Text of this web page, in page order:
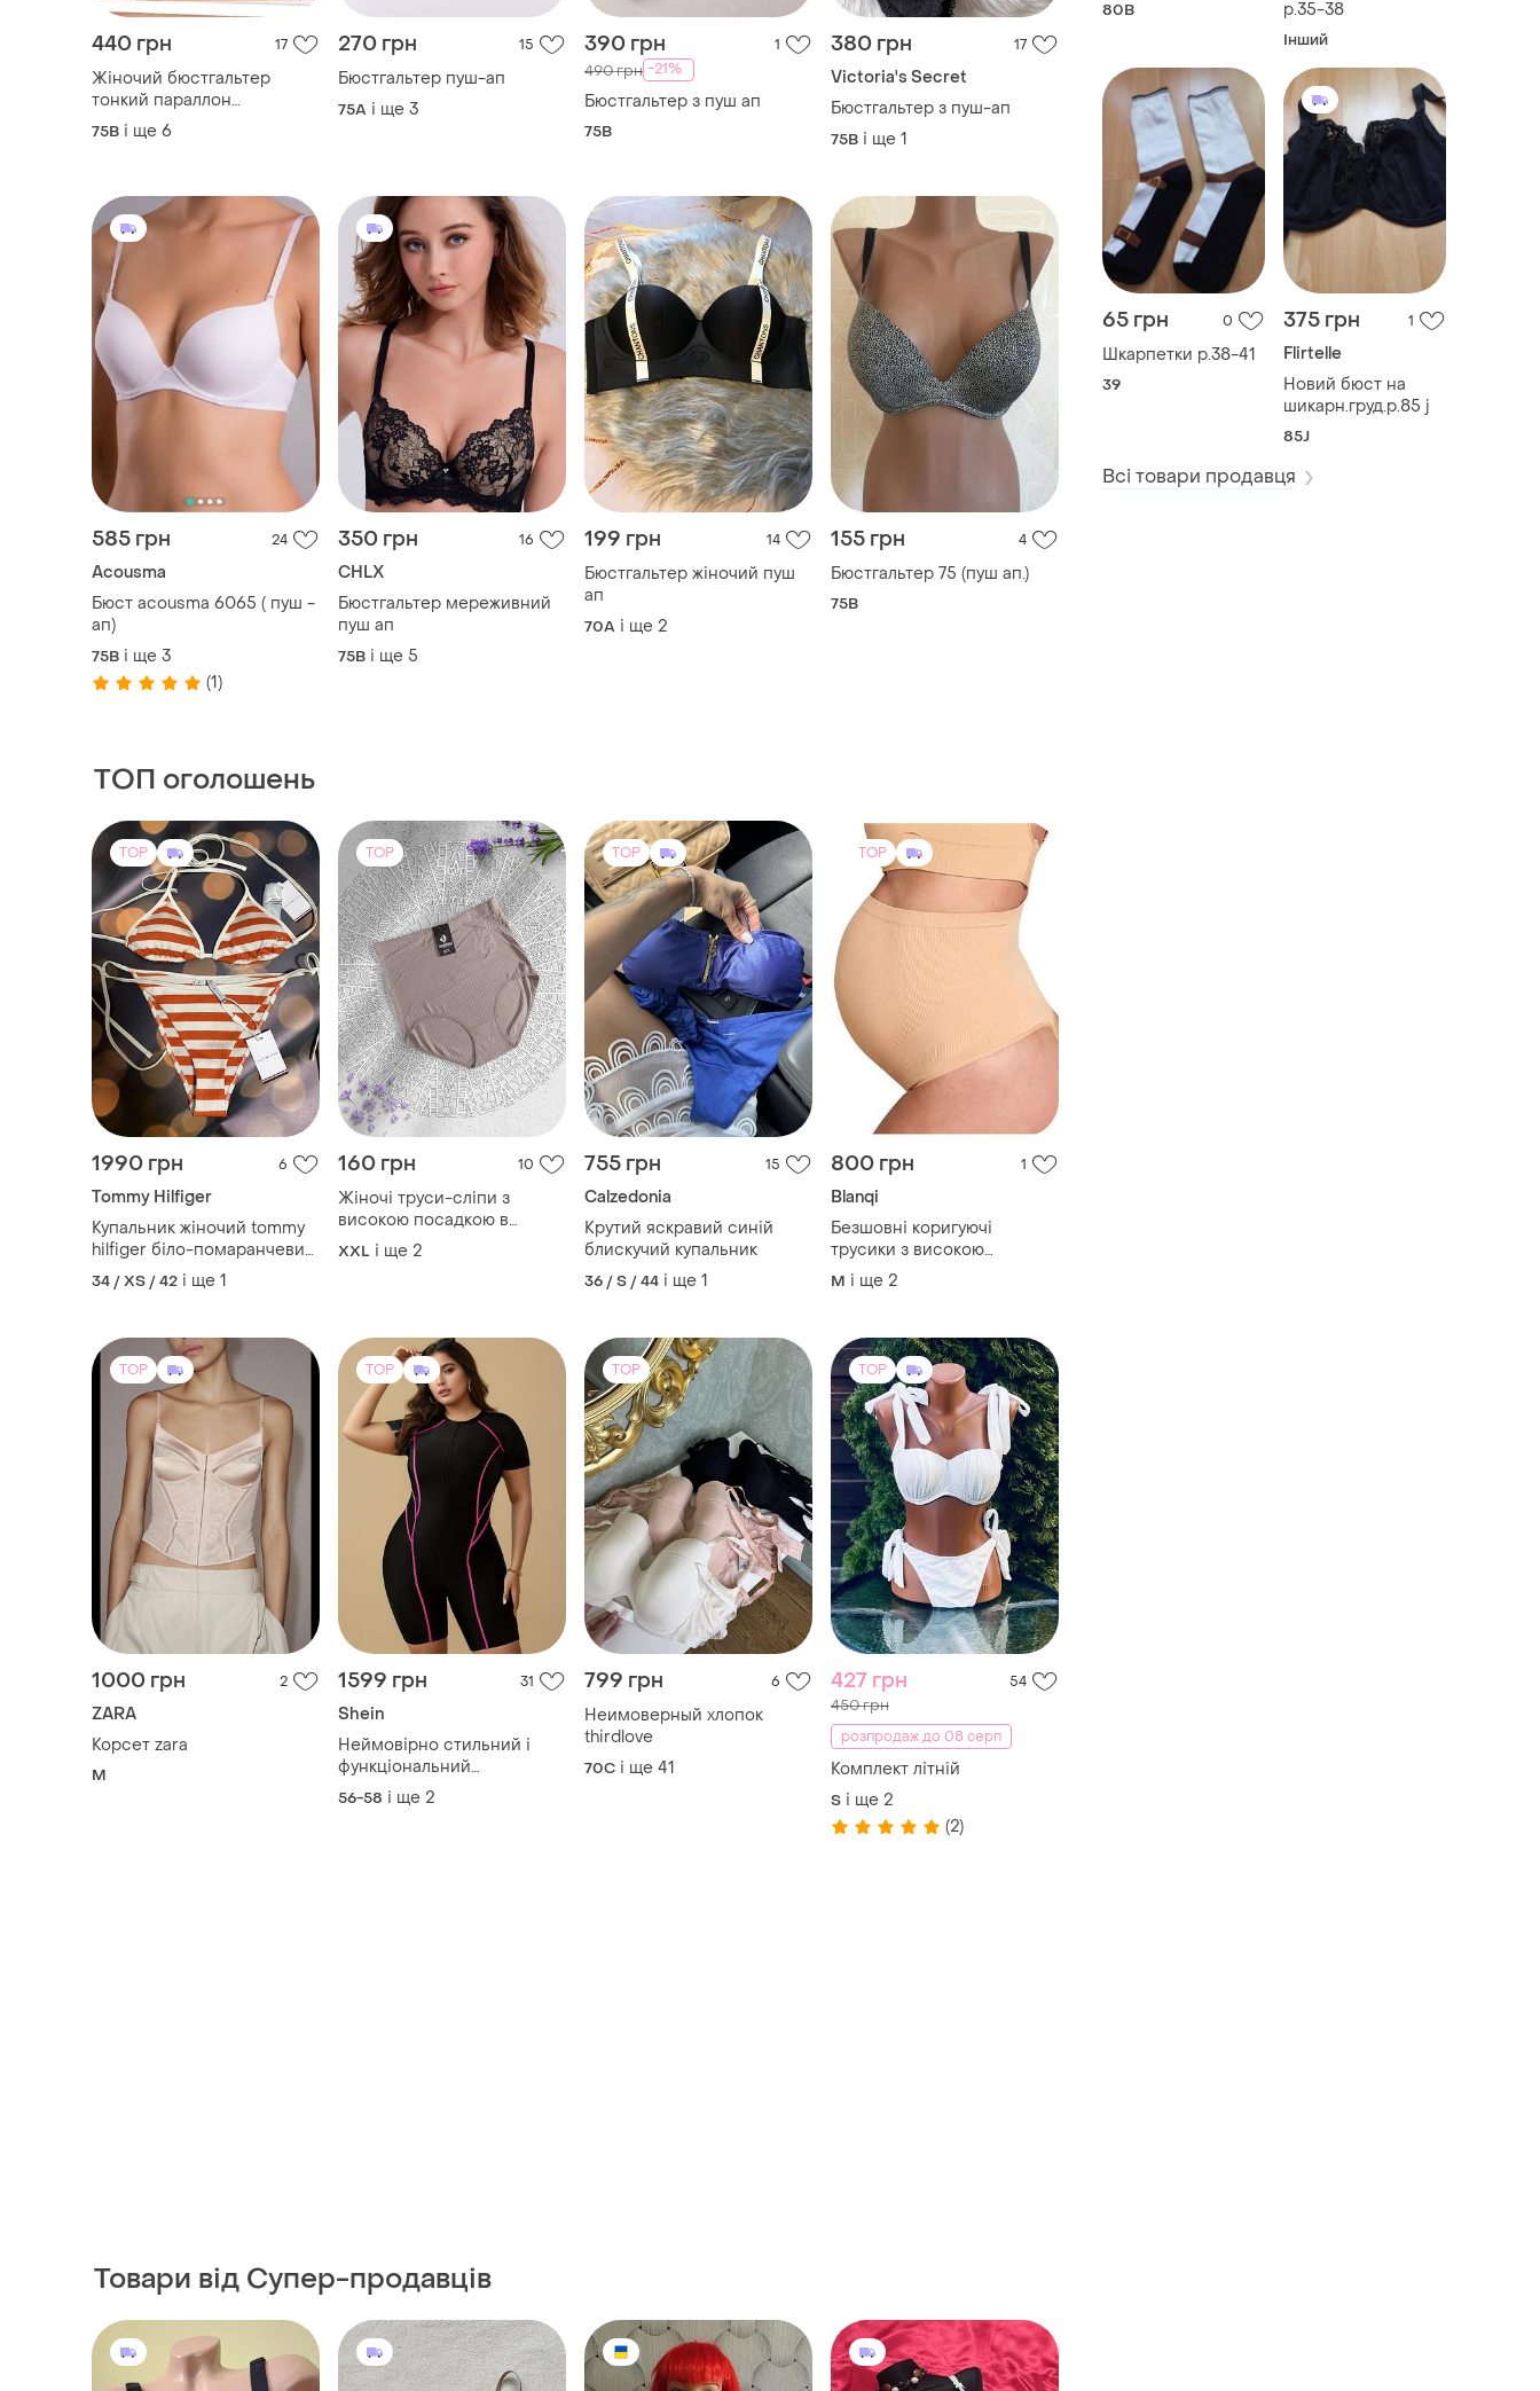
80B
р.35-38
Інший
65 грн 0
Шкарпетки р.38-41
39
375 грн 1
Flirtelle
Новий бюст на
шикарн.груд.р.85 j
85J
Всі товари продавця
440 грн 17
Жіночий бюстгальтер
тонкий параллон
бюстгальтер без пуш-ап
бюст білий бюстгалтер
75B і ще 6
270 грн 15
Бюстгальтер пуш-ап
75A і ще 3
390 грн 1
490 грн -21%
Бюстгальтер з пуш ап
75B
380 грн 17
Victoria's Secret
Бюстгальтер з пуш-ап
75B і ще 1
585 грн 24
Acousma
Бюст асоusma 6065 ( пуш -
ап)
75B і ще 3
(1)
350 грн 16
CHLX
Бюстгальтер мереживний
пуш ап
75B і ще 5
199 грн 14
Бюстгальтер жіночий пуш
ап
70A і ще 2
155 грн 4
Бюстгальтер 75 (пуш ап.)
75B
ТОП оголошень
TOP
1990 грн 6
Tommy Hilfiger
Купальник жіночий tommy
hilfiger біло-помаранчевий,
плавки s, верх xs на
завʼязках
34 / XS / 42 і ще 1
TOP
160 грн 10
Жіночі труси-сліпи з
високою посадкою в
рубчик 2xl-3xl-4xl
XXL і ще 2
TOP
755 грн 15
Calzedonia
Крутий яскравий синій
блискучий купальник
36 / S / 44 і ще 1
TOP
800 грн 1
Blanqi
Безшовні коригуючі
трусики з високою
посадкою для вагітних
M і ще 2
TOP
1000 грн 2
ZARA
Корсет zara
M
TOP
1599 грн 31
Shein
Неймовірно стильний і
функціональний
спортивний купальник на
блискавці із коригувальним
56-58 і ще 2
TOP
799 грн 6
Неимоверный хлопок
thirdlove
70C і ще 41
TOP
427 грн 54
450 грн
розпродаж до 08 серп
Комплект літній
S і ще 2
(2)
Товари від Супер-продавців